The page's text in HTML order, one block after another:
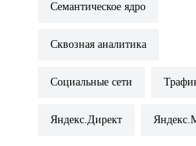
Семантическое ядро
Сквозная аналитика
Социальные сети
Яндекс.Директ